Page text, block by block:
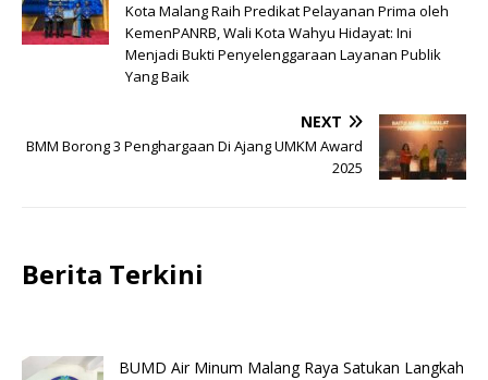
Kota Malang Raih Predikat Pelayanan Prima oleh
KemenPANRB, Wali Kota Wahyu Hidayat: Ini
Menjadi Bukti Penyelenggaraan Layanan Publik
Yang Baik
NEXT
BMM Borong 3 Penghargaan Di Ajang UMKM Award
2025
Berita Terkini
BUMD Air Minum Malang Raya Satukan Langkah